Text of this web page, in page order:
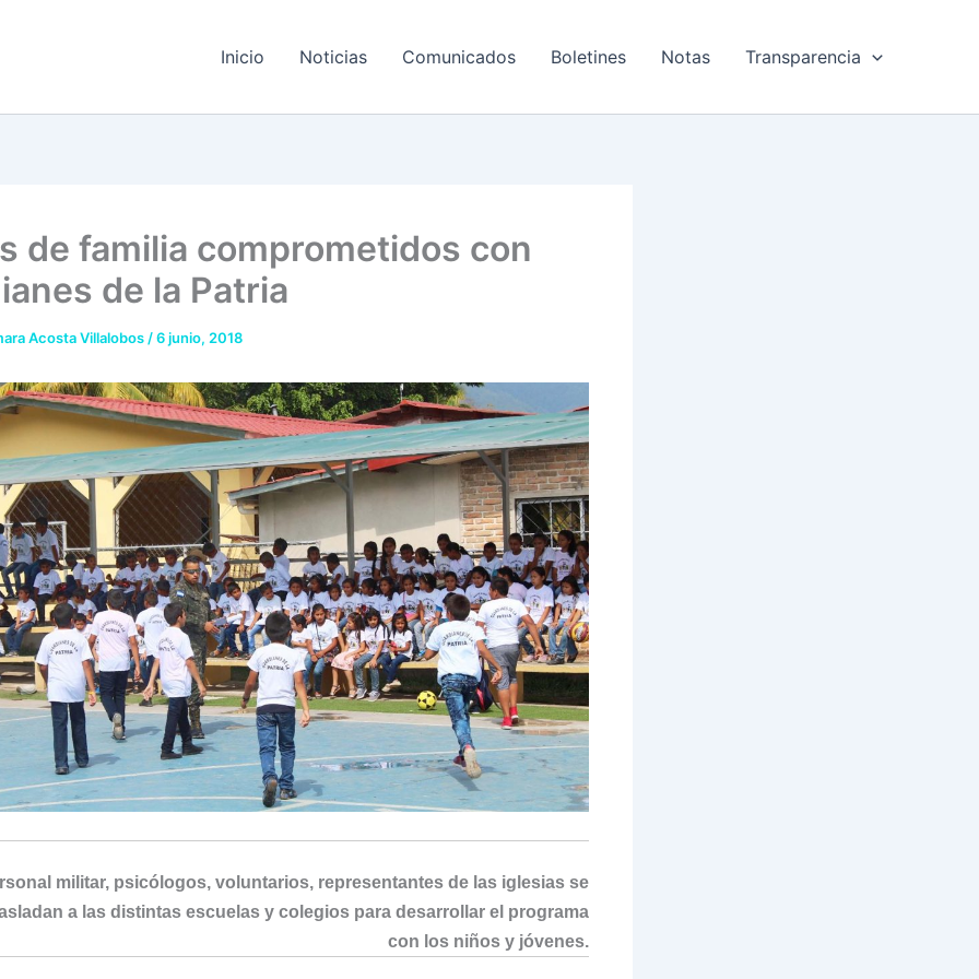
Inicio Noticias Comunicados Boletines Notas Transparencia
de familia comprometidos con
de la Patria
Acosta Villalobos /6 junio, 2018
militar, psicólogos, voluntarios, representantes de las iglesias se
a las distintas escuelas y colegios para desarrollar el programa
con los niños y jóvenes.